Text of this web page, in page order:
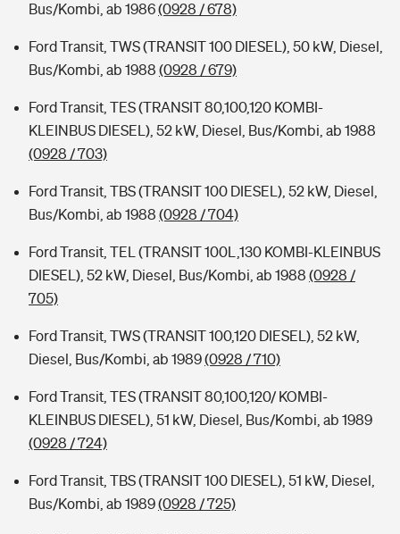
Bus/Kombi, ab 1986(0928 / 678)
Ford Transit, TWS (TRANSIT 100 DIESEL), 50 kW, Diesel,
Bus/Kombi, ab 1988 (0928 / 679)
Ford Transit, TES (TRANSIT 80,100,120 KOMBI-
KLEINBUS DIESEL), 52 kW, Diesel, Bus/Kombi, ab 1988
(0928 / 703)
Ford Transit, TBS (TRANSIT 100 DIESEL), 52 kW, Diesel,
Bus/Kombi, ab 1988 (0928 / 704)
Ford Transit, TEL (TRANSIT 100L,130 KOMBI-KLEINBUS
DIESEL), 52 kW, Diesel, Bus/Kombi, ab 1988 (0928 /
705)
Ford Transit, TWS (TRANSIT 100,120 DIESEL), 52 kW,
Diesel, Bus/Kombi, ab 1989(0928 / 710)
Ford Transit, TES (TRANSIT 80,100,120/ KOMBI-
KLEINBUS DIESEL), 51 kW, Diesel, Bus/Kombi, ab 1989
(0928 / 724)
Ford Transit, TBS (TRANSIT 100 DIESEL), 51 kW, Diesel,
Bus/Kombi, ab 1989(0928 / 725)